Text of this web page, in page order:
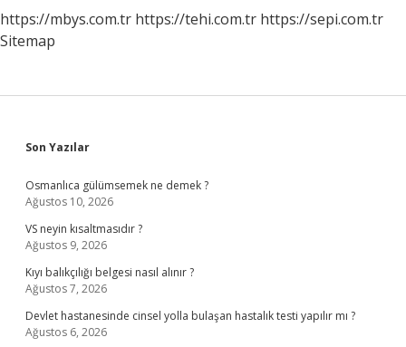
https://mbys.com.tr https://tehi.com.tr https://sepi.com.tr
Sitemap
Sidebar
Son Yazılar
Osmanlıca gülümsemek ne demek ?
Ağustos 10, 2026
VS neyin kısaltmasıdır ?
Ağustos 9, 2026
Kıyı balıkçılığı belgesi nasıl alınır ?
Ağustos 7, 2026
Devlet hastanesinde cinsel yolla bulaşan hastalık testi yapılır mı ?
Ağustos 6, 2026